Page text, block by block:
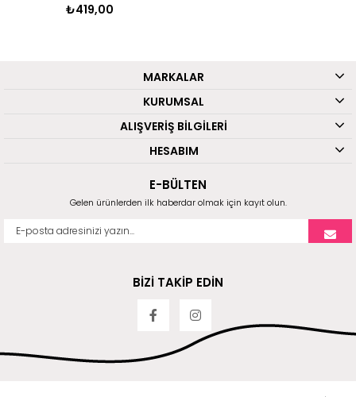
₺419,00
MARKALAR
KURUMSAL
ALIŞVERİŞ BİLGİLERİ
HESABIM
E-BÜLTEN
Gelen ürünlerden ilk haberdar olmak için kayıt olun.
BİZİ TAKİP EDİN